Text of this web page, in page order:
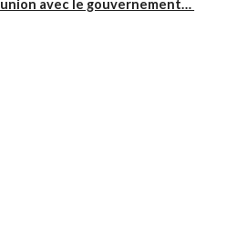
avec le gouvernement…